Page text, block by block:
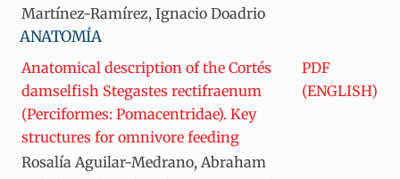
Martínez-Ramírez, Ignacio Doadrio
ANATOMÍA
Anatomical description of the Cortés
damselfish Stegastes rectifraenum
(Perciformes: Pomacentridae). Key
structures for omnivore feeding
PDF
(ENGLISH)
Rosalía Aguilar-Medrano, Abraham